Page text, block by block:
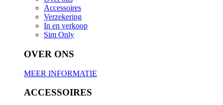
Accessoires
Verzekering
In en verkoop
Sim Only
OVER ONS
MEER INFORMATIE
ACCESSOIRES